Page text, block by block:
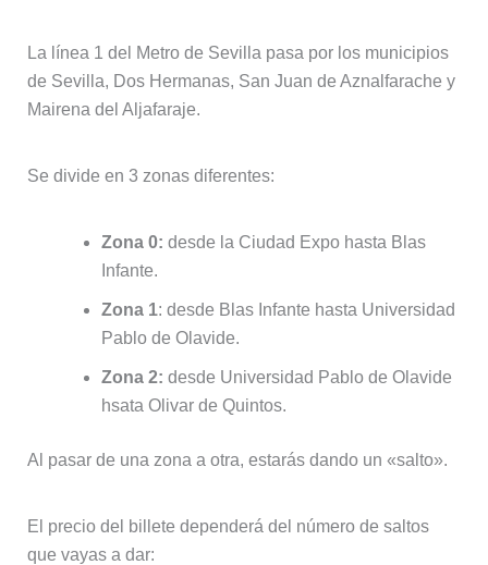
La línea 1 del Metro de Sevilla pasa por los municipios
de Sevilla, Dos Hermanas, San Juan de Aznalfarache y
Mairena del Aljafaraje.
Se divide en 3 zonas diferentes:
Zona 0: desde la Ciudad Expo hasta Blas
Infante.
Zona 1: desde Blas Infante hasta Universidad
Pablo de Olavide.
Zona 2: desde Universidad Pablo de Olavide
hsata Olivar de Quintos.
Al pasar de una zona a otra, estarás dando un «salto».
El precio del billete dependerá del número de saltos
que vayas a dar: